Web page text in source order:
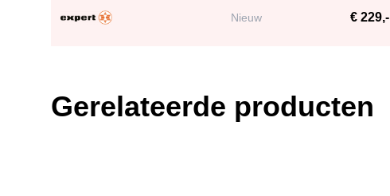
Nieuw € 229,-
Gerelateerde producten